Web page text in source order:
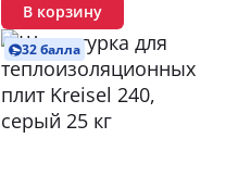
В корзину
32 балла